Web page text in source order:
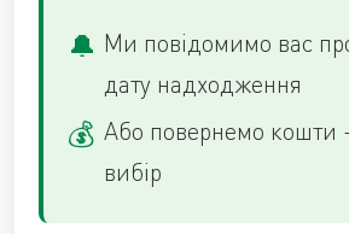
Ми повідомимо вас
дату надходження
Або повернемо кошти
вибір